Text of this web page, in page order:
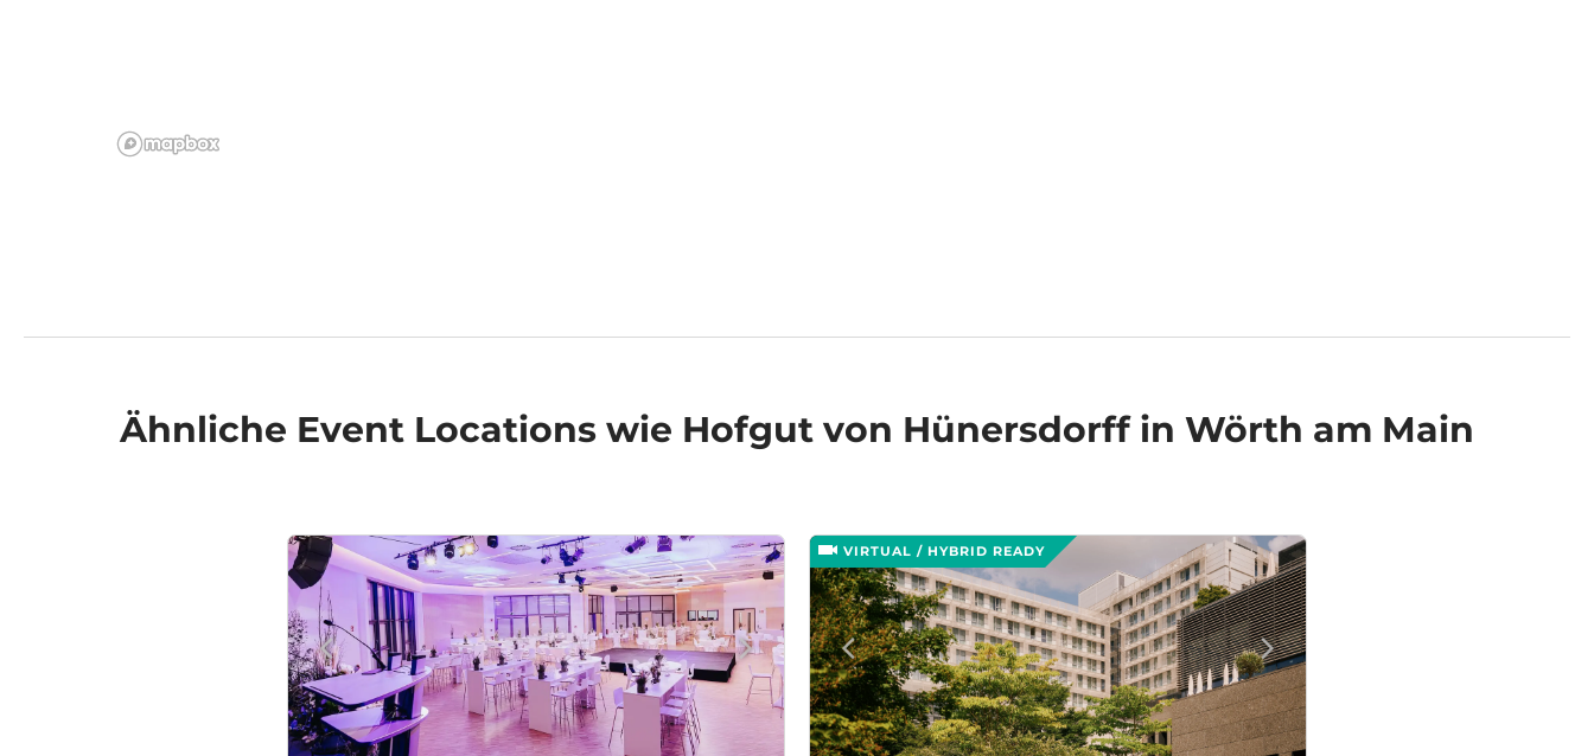
Ähnliche Event Locations wie Hofgut von Hünersdorff in Wörth am Main
VIRTUAL / HYBRID READY